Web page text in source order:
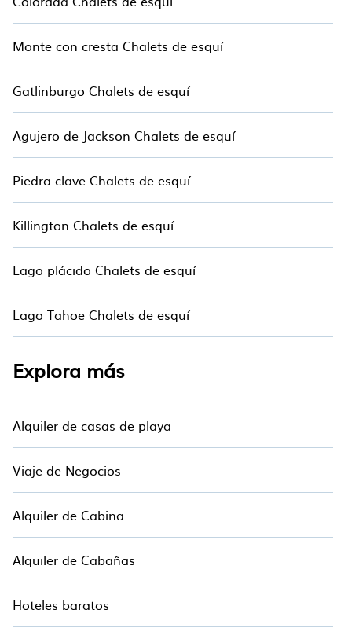
chalets románticos, Chalets de montaña, chalets
de esquí atendidos y chalets de esquí de autos.
Tus vacaciones mejoran Mientras reserva su
próximas vacaciones en el resort.
Monte con cresta Chalets de esquí
Gatlinburgo Chalets de esquí
Agujero de Jackson Chalets de esquí
Piedra clave Chalets de esquí
Killington Chalets de esquí
Lago plácido Chalets de esquí
Lago Tahoe Chalets de esquí
Explora más
Alquiler de casas de playa
Viaje de Negocios
Alquiler de Cabina
Alquiler de Cabañas
Hoteles baratos